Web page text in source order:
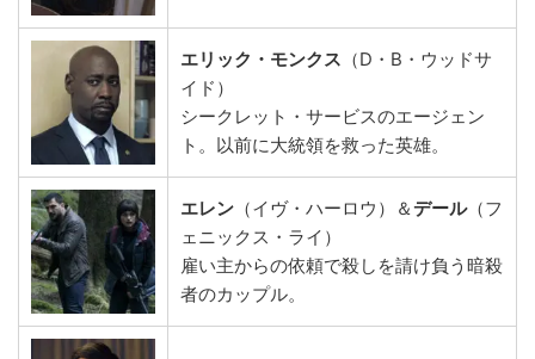
エリック・モンクス （D・B・ウッドサ
イド）
シークレット・サービスのエージェン
ト。以前に大統領を救った英雄。
エレン （イヴ・ハーロウ）＆デール（フ
ェニックス・ライ）
雇い主からの依頼で殺しを請け負う暗殺
者のカップル。